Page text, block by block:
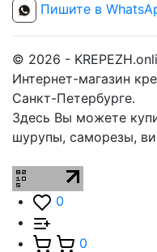
Пишите в
© 2026 -
Интернет-магазин
Санкт-Петербурге.
Здесь Вы можете
шурупы, саморезы,
0
0